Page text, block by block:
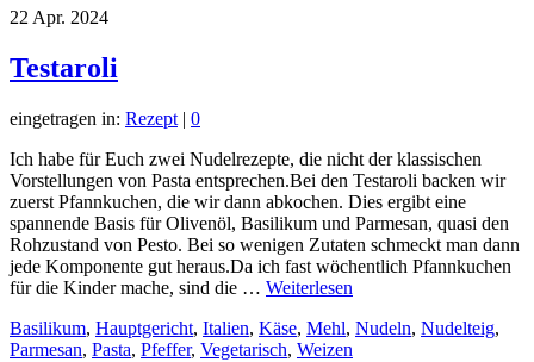
22 Apr. 2024
Testaroli
eingetragen in: Rezept | 0
Ich habe für Euch zwei Nudelrezepte, die nicht der klassischen
Vorstellungen von Pasta entsprechen.Bei den Testaroli backen wir
zuerst Pfannkuchen, die wir dann abkochen. Dies ergibt eine
spannende Basis für Olivenöl, Basilikum und Parmesan, quasi den
Rohzustand von Pesto. Bei so wenigen Zutaten schmeckt man dann
jede Komponente gut heraus.Da ich fast wöchentlich Pfannkuchen
für die Kinder mache, sind die … Weiterlesen
Basilikum, Hauptgericht, Italien, Käse, Mehl, Nudeln, Nudelteig,
Parmesan, Pasta, Pfeffer, Vegetarisch, Weizen